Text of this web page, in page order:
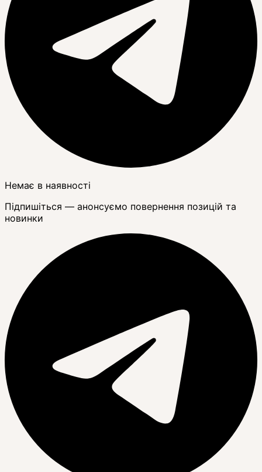
Немає в наявності
Підпишіться — анонсуємо повернення позицій та
новинки